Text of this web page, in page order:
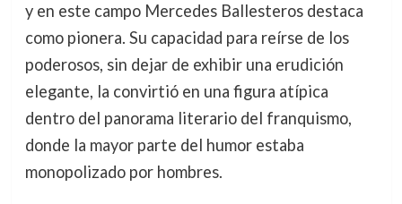
y en este campo Mercedes Ballesteros destaca
como pionera. Su capacidad para reírse de los
poderosos, sin dejar de exhibir una erudición
elegante, la convirtió en una figura atípica
dentro del panorama literario del franquismo,
donde la mayor parte del humor estaba
monopolizado por hombres.